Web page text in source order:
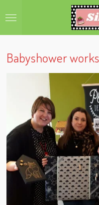
direct
hoofdinhoud
Babyshower